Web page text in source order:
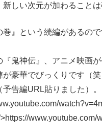
しい次元が加わることは
』という続編があるの
『鬼神伝』、アニメ映画
豪華でびっくりです（笑
告編URL貼りました）。
www.youtube.com/